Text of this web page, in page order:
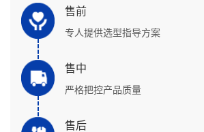
售前
专人提供选型指导方案
售中
严格把控产品质量
售后